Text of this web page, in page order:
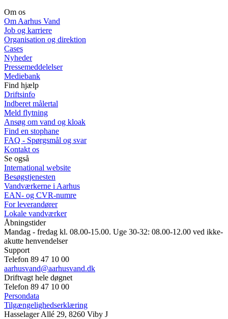
Om os
Om Aarhus Vand
Job og karriere
Organisation og direktion
Cases
Nyheder
Pressemeddelelser
Mediebank
Find hjælp
Driftsinfo
Indberet målertal
Meld flytning
Ansøg om vand og kloak
Find en stophane
FAQ - Spørgsmål og svar
Kontakt os
Se også
International website
Besøgstjenesten
Vandværkerne i Aarhus
EAN- og CVR-numre
For leverandører
Lokale vandværker
Åbningstider
Mandag - fredag kl. 08.00-15.00. Uge 30-32: 08.00-12.00 ved ikke-
akutte henvendelser
Support
Telefon 89 47 10 00
aarhusvand@aarhusvand.dk
Driftvagt hele døgnet
Telefon 89 47 10 00
Persondata
Tilgængelighedserklæring
Hasselager Allé 29, 8260 Viby J